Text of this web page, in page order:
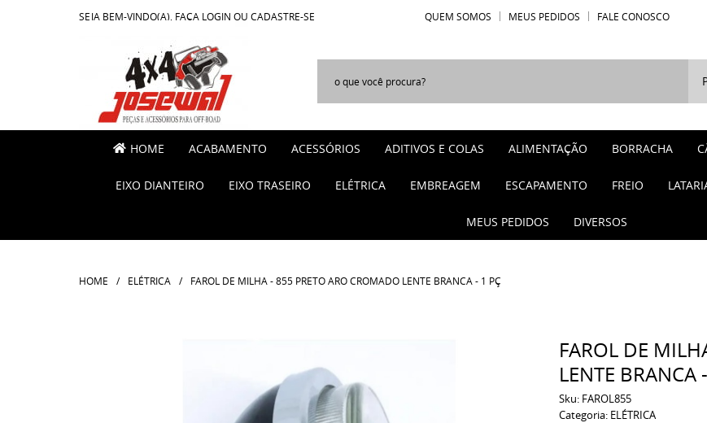
SEJA BEM-VINDO(A), FAÇA LOGIN OU CADASTRE-SE QUEM SOMOS MEUS PEDIDOS FALE CONOSCO
HOME ACABAMENTO ACESSÓRIOS ADITIVOS E COLAS ALIMENTAÇÃO BORRACHA
EIXO DIANTEIRO EIXO TRASEIRO ELÉTRICA EMBREAGEM ESCAPAMENTO FREIO
MEUS PEDIDOS DIVERSOS
HOME ELÉTRICA FAROL DE MILHA - 855 PRETO ARO CROMADO LENTE BRANCA - 1 PÇ
FAROL DE
LENTE BRANCA
Sku: FAROL855
Categoria: ELÉTRICA